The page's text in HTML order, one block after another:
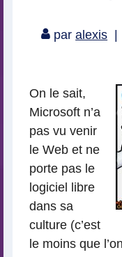
paralexis
On le sait,
Microsoft n’a
pas vu venir
le Web et ne
porte pas le
logiciel libre
dans sa
culture (c’est
le moins que